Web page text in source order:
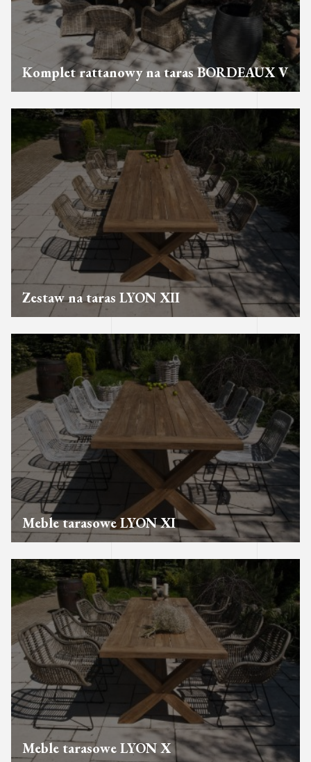
Komplet rattanowy na taras BORDEAUX V
Zestaw na taras LYON XII
Meble tarasowe LYON XI
Meble tarasowe LYON X